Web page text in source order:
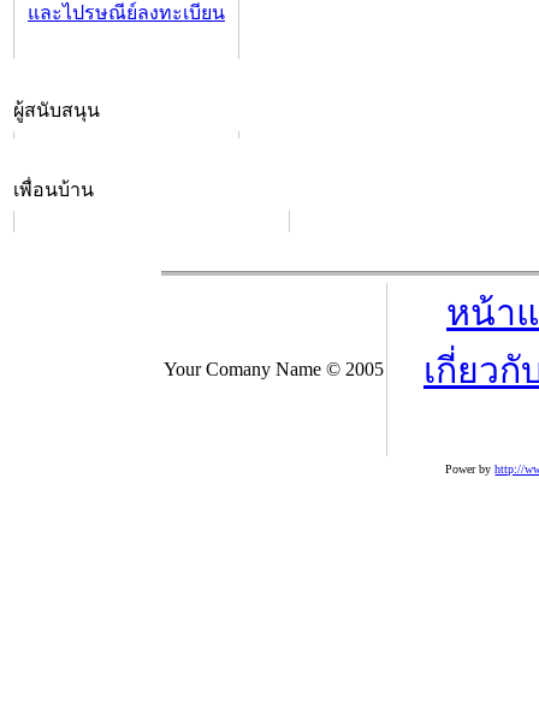
และไปรษณีย์ลงทะเบียน
ผู้สนับสนุน
เพื่อนบ้าน
Your Comany Name © 2005
หน้า
เกี่ยวกั
Power byhttp://